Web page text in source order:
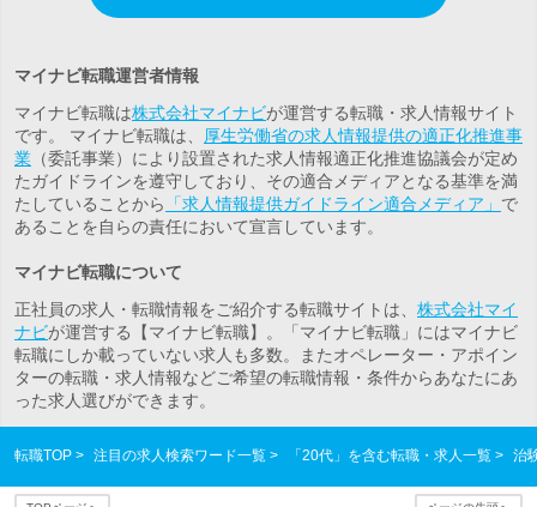
マイナビ転職運営者情報
マイナビ転職は株式会社マイナビが運営する転職・求人情報サイト
です。 マイナビ転職は、
厚生労働省の求人情報提供の適正化推進事
業 （委託事業）により設置された求人情報適正化推進協議会が定め
たガイドラインを遵守しており、その適合メディアとなる基準を満
たしていることから
「求人情報提供ガイドライン適合メディア」 で
あることを自らの責任において宣言しています。
マイナビ転職について
正社員の求人・転職情報をご紹介する転職サイトは、 株式会社マイ
ナビが運営する【マイナビ転職】。「マイナビ転職」にはマイナビ
転職にしか載っていない求人も多数。またオペレーター・アポイン
ターの転職・求人情報などご希望の転職情報・条件からあなたにあ
った求人選びができます。
転職TOP 注目の求人検索ワード一覧 「20代」を含む転職・求人一覧 治